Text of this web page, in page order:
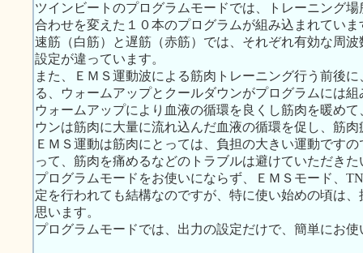
ツインビートのプログラムモードでは、トレーニング
合わせを変えた１０本のプログラムが組み込まれていま
速筋（白筋）と遅筋（赤筋）では、それぞれ有効な周
設定が違っています。
また、ＥＭＳ運動波による筋肉トレーニング行う前後
る、ウォームアップとクールダウンがプログラムには
ウォームアップにより血液の循環を良くし筋肉を暖め
ウンは筋肉に大量に流れ込んだ血液の循環を促し、筋
ＥＭＳ運動は筋肉にとっては、負担の大きい運動です
って、筋肉を痛めるなどのトラブルは避けていただき
プログラムモードをお使いにならず、ＥＭＳモード、
定を行われても結構なのですが、特に使い始めの頃は
思います。
プログラムモードでは、出力の設定だけで、簡単にお